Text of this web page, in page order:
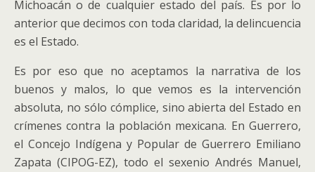
Michoacán o de cualquier estado del país. Es por lo
anterior que decimos con toda claridad, la delincuencia
es el Estado.
Es por eso que no aceptamos la narrativa de los
buenos y malos, lo que vemos es la intervención
absoluta, no sólo cómplice, sino abierta del Estado en
crímenes contra la población mexicana. En Guerrero,
el Concejo Indígena y Popular de Guerrero Emiliano
Zapata (CIPOG-EZ), todo el sexenio Andrés Manuel,